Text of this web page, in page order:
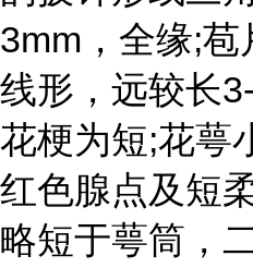
3mm，全缘;
线形，远较长
花梗为短;花萼
红色腺点及短
略短于萼筒，